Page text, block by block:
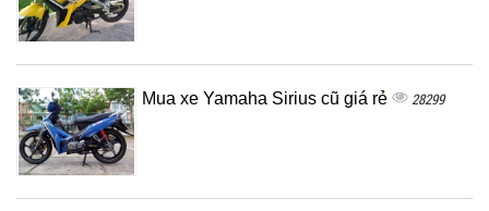
Mua xe Yamaha Sirius cũ giá rẻ 28299